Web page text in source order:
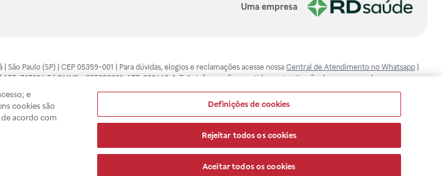
Uma empresa
São Paulo (SP) | CEP 05359-001 | Para dúvidas, elogios e reclamações acesse nossa Central de Atendimento no Whatsapp
7.17094.5 | CMVS - 355030801-477-002443-1-7. As informações contidas neste site não devem ser usadas para
o médico está apto a diagnosticar qualquer problema de saúde e prescrever o tratamento adequado. Ao
apenas para compras feitas pela internet. Maiores esclarecimentos, consultar o site: www.anvisa.gov.br. A Raia Drogasil
com tranquilidade. A privacidade e a segurança dos clientes são compromissos da Raia Drogasil SA. Todos os pedidos
e
cookies são
de acordo com
Definições de cookies
Rejeitar todos os cookies
Aceitar todos os cookies